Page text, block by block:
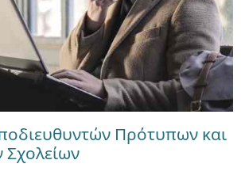
Πρότυπων και
Σχολείων